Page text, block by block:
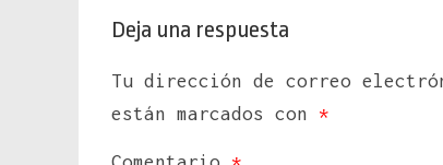
Deja una respuesta
Tu dirección de correo
están marcados con *